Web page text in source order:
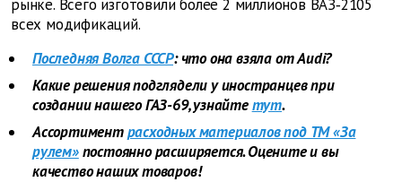
рынке. Всего изготовили более 2 миллионов ВАЗ‑2105
всех модификаций.
Последняя Волга СССР: что она взяла от Audi?
Какие решения подглядели у иностранцев при
создании нашего ГАЗ-69, узнайтетут.
Ассортиментрасходных материалов под ТМ «За
рулем»постоянно расширяется. Оцените и вы
качество наших товаров!